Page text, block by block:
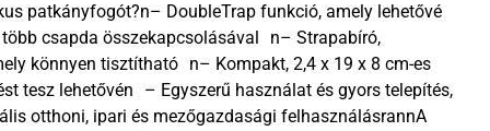
patkányfogót?n– DoubleTrap funkció, amely lehetővé
csapda összekapcsolásával n– Strapabíró,
könnyen tisztítható n– Kompakt, 2,4 x 19 x 8 cm-es
tesz lehetővén – Egyszerű használat és gyors telepítés,
otthoni, ipari és mezőgazdasági felhasználásrannA